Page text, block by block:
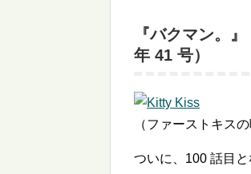
『バクマン。
年 41 号）
（ファーストキス
ついに、100 話目と